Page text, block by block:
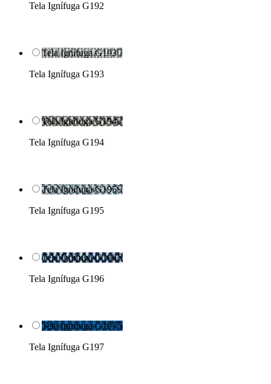
Tela Ignífuga G192
Tela Ignífuga G193
Tela Ignífuga G193
Tela Ignífuga G194
Tela Ignífuga G194
Tela Ignífuga G195
Tela Ignífuga G195
Tela Ignífuga G196
Tela Ignífuga G196
Tela Ignífuga G197
Tela Ignífuga G197